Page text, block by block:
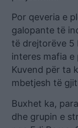
Por qeveria e
galopante të
të drejtorëve 5
interes mafia e
Kuvend për ta
mbetjesh të
Buxhet ka,
dhe grupin e